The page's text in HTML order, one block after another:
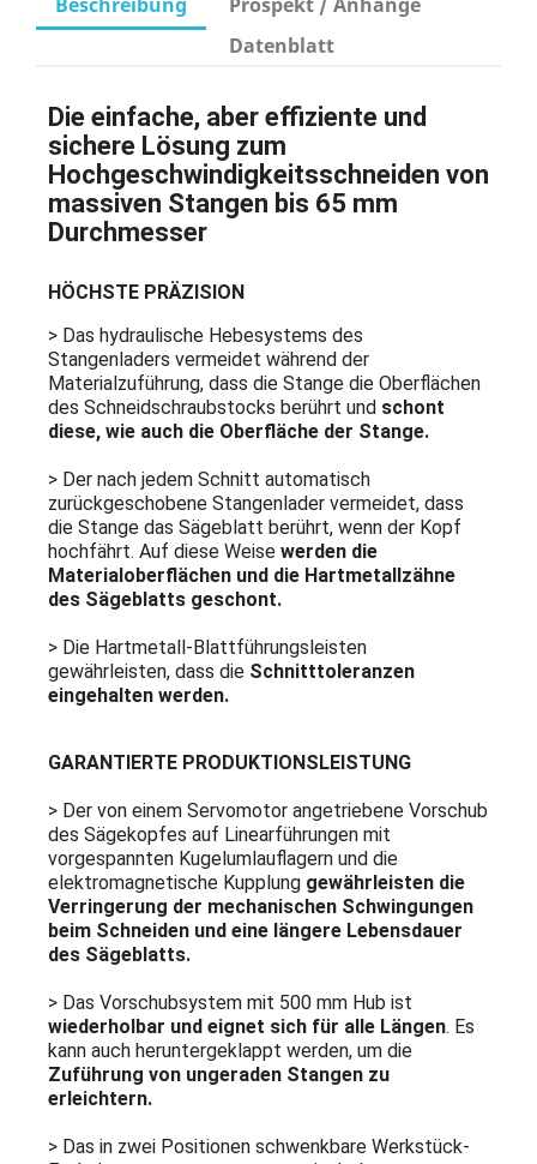
Datenblatt
Die einfache, aber effiziente und
sichere Lösung zum
Hochgeschwindigkeitsschneiden von
massiven Stangen bis 65 mm
Durchmesser
HÖCHSTE PRÄZISION
> Das hydraulische Hebesystems des
Stangenladers vermeidet während der
Materialzuführung, dass die Stange die Oberflächen
des Schneidschraubstocks berührt und schont
diese, wie auch die Oberfläche der Stange.
> Der nach jedem Schnitt automatisch
zurückgeschobene Stangenlader vermeidet, dass
die Stange das Sägeblatt berührt, wenn der Kopf
hochfährt. Auf diese Weise werden die
Materialoberflächen und die Hartmetallzähne
des Sägeblatts geschont.
> Die Hartmetall-Blattführungsleisten
gewährleisten, dass die Schnitttoleranzen
eingehalten werden.
GARANTIERTE PRODUKTIONSLEISTUNG
> Der von einem Servomotor angetriebene Vorschub
des Sägekopfes auf Linearführungen mit
vorgespannten Kugelumlauflagern und die
elektromagnetische Kupplung gewährleisten die
Verringerung der mechanischen Schwingungen
beim Schneiden und eine längere Lebensdauer
des Sägeblatts.
> Das Vorschubsystem mit 500 mm Hub ist
wiederholbar und eignet sich für alle Längen. Es
kann auch heruntergeklappt werden, um die
Zuführung von ungeraden Stangen zu
erleichtern.
> Das in zwei Positionen schwenkbare Werkstück-